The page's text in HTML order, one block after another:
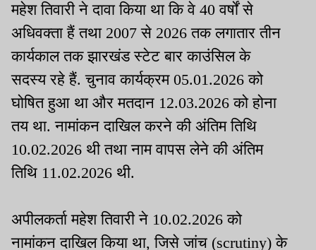
महेश तिवारी ने दावा किया था कि वे 40 वर्षों से
अधिवक्ता हैं तथा 2007 से 2026 तक लगातार तीन
कार्यकाल तक झारखंड स्टेट बार काउंसिल के
सदस्य रहे हैं. चुनाव कार्यक्रम 05.01.2026 को
घोषित हुआ था और मतदान 12.03.2026 को होना
तय था. नामांकन दाखिल करने की अंतिम तिथि
10.02.2026 थी तथा नाम वापस लेने की अंतिम
तिथि 11.02.2026 थी.
अपीलकर्ता महेश तिवारी ने 10.02.2026 को
नामांकन दाखिल किया था, जिसे जांच (scrutiny) के